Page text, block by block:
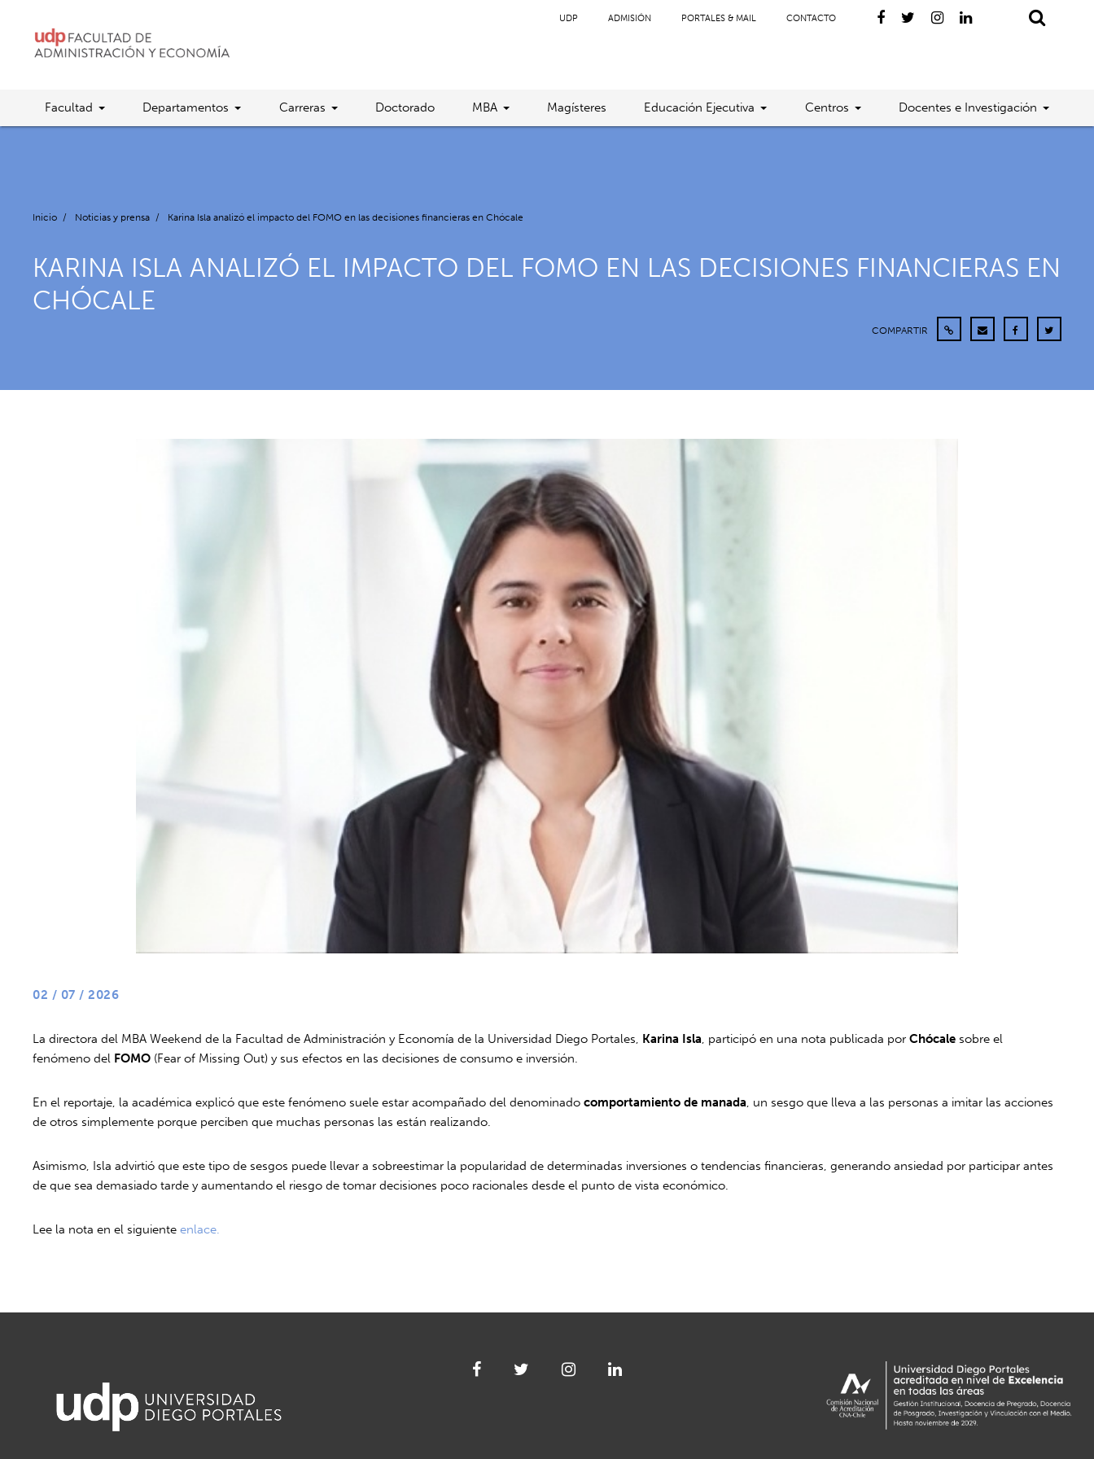
UDP ADMISIÓN PORTALES & MAIL CONTACTO
Facultad Departamentos Carreras Doctorado MBA Magísteres Educación Ejecutiva Centros Docentes e Investigación
Inicio / Noticias y prensa / Karina Isla analizó el impacto del FOMO en las decisiones financieras en Chócale
KARINA ISLA ANALIZÓ EL IMPACTO DEL FOMO EN LAS DECISIONES FINANCIERAS EN
CHÓCALE
COMPARTIR
02 / 07 / 2026
La directora del MBA Weekend de la Facultad de Administración y Economía de la Universidad Diego Portales, Karina Isla, participó en una nota publicada porChócale sobre el
fenómeno del FOMO (Fear of Missing Out) y sus efectos en las decisiones de consumo e inversión.
En el reportaje, la académica explicó que este fenómeno suele estar acompañado del denominadocomportamiento de manada, un sesgo que lleva a las personas a imitar las acciones
de otros simplemente porque perciben que muchas personas las están realizando.
Asimismo, Isla advirtió que este tipo de sesgos puede llevar a sobreestimar la popularidad de determinadas inversiones o tendencias financieras, generando ansiedad por participar antes
de que sea demasiado tarde y aumentando el riesgo de tomar decisiones poco racionales desde el punto de vista económico.
Lee la nota en el siguienteenlace.